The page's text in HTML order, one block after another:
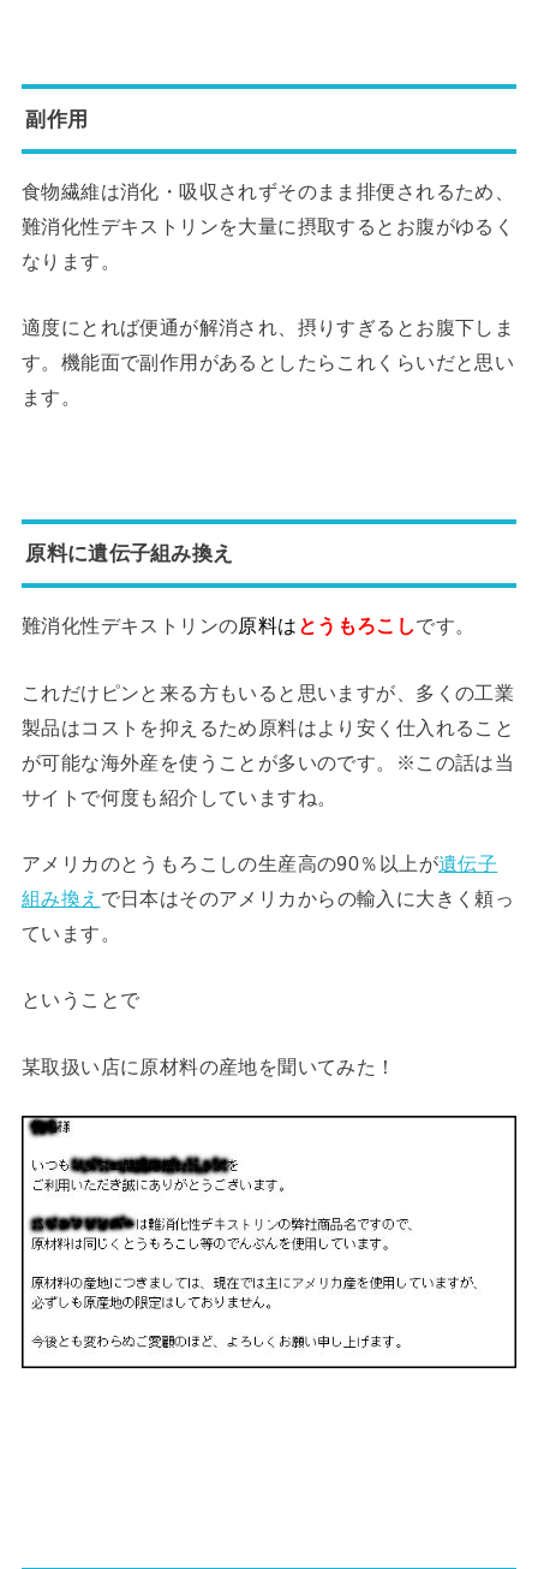
副作用
食物繊維は消化・吸収されずそのまま排便されるため、
難消化性デキストリンを大量に摂取するとお腹がゆるく
なります。
適度にとれば便通が解消され、摂りすぎるとお腹下しま
す。機能面で副作用があるとしたらこれくらいだと思い
ます。
原料に遺伝子組み換え
難消化性デキストリンの原料は とうもろこしです。
これだけピンと来る方もいると思いますが、多くの工業
製品はコストを抑えるため原料はより安く仕入れること
が可能な海外産を使うことが多いのです。※この話は当
サイトで何度も紹介していますね。
アメリカのとうもろこしの生産高の90％以上が遺伝子
組み換え で日本はそのアメリカからの輸入に大きく頼っ
ています。
ということで
某取扱い店に原材料の産地を聞いてみた！